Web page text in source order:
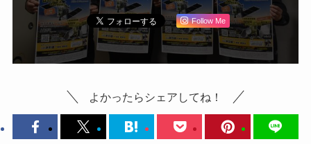
Follow Me
よかったらシェアしてね！